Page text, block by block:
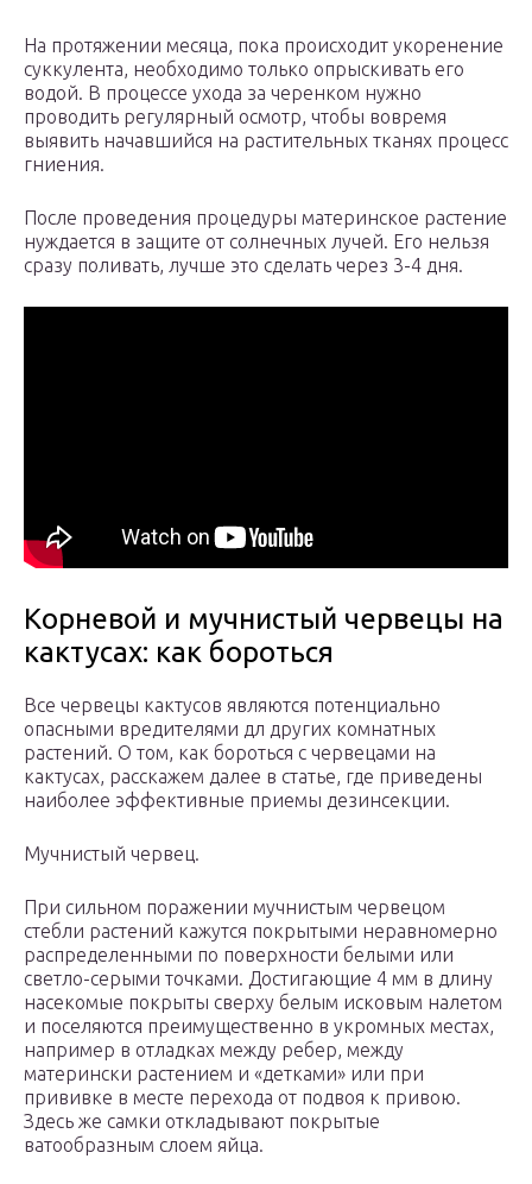
На протяжении месяца, пока происходит укоренение
суккулента, необходимо только опрыскивать его
водой. В процессе ухода за черенком нужно
проводить регулярный осмотр, чтобы вовремя
выявить начавшийся на растительных тканях процесс
гниения.
После проведения процедуры материнское растение
нуждается в защите от солнечных лучей. Его нельзя
сразу поливать, лучше это сделать через 3-4 дня.
Корневой и мучнистый червецы на
кактусах: как бороться
Все червецы кактусов являются потенциально
опасными вредителями дл других комнатных
растений. О том, как бороться с червецами на
кактусах, расскажем далее в статье, где приведены
наиболее эффективные приемы дезинсекции.
Мучнистый червец.
При сильном поражении мучнистым червецом
стебли растений кажутся покрытыми неравномерно
распределенными по поверхности белыми или
светло-серыми точками. Достигающие 4 мм в длину
насекомые покрыты сверху белым исковым налетом
и поселяются преимущественно в укромных местах,
например в отладках между ребер, между
матерински растением и «детками» или при
прививке в месте перехода от подвоя к привою.
Здесь же самки откладывают покрытые
ватообразным слоем яйца.